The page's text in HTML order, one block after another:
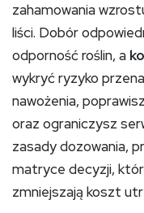
zahamowania
liści. Dobór
odporność roślin, a
wykryć ryzyko
nawożenia,
oraz ograniczysz
zasady dozowania,
matryce decyzji,
zmniejszają koszt